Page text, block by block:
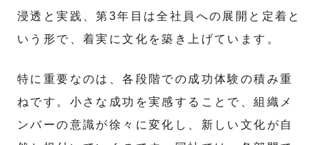
浸透と実践、第3年目は全社員への展開と定着と
いう形で、着実に文化を築き上げています。
特に重要なのは、各段階での成功体験の積み重
ねです。小さな成功を実感することで、組織メ
ンバーの意識が徐々に変化し、新しい文化が自